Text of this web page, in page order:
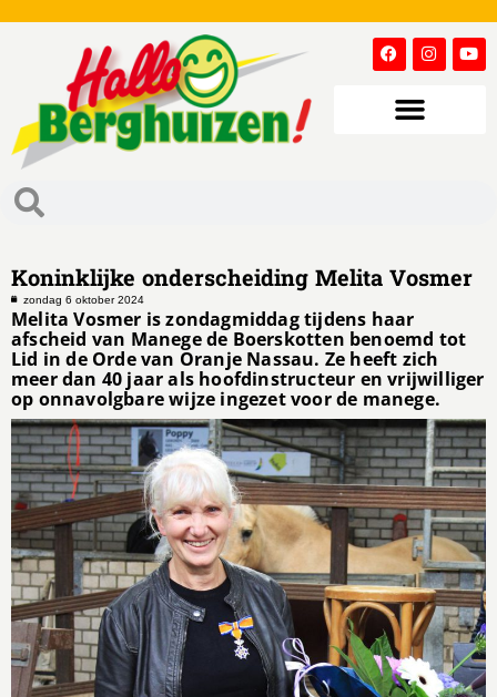
Koninklijke onderscheiding Melita Vosmer
zondag 6 oktober 2024
Melita Vosmer is zondagmiddag tijdens haar
afscheid van Manege de Boerskotten benoemd tot
Lid in de Orde van Oranje Nassau. Ze heeft zich
meer dan 40 jaar als hoofdinstructeur en vrijwilliger
op onnavolgbare wijze ingezet voor de manege.